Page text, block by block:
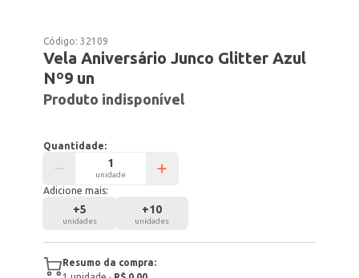
Código:32109
Vela Aniversário Junco Glitter Azul
Nº9 un
Produto indisponível
Quantidade:
unidade
Adicione mais:
+5
unidades
+10
unidades
Resumo da compra: